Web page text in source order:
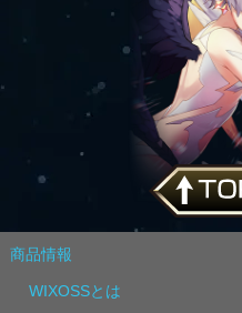
商品情報
WIXOSSとは